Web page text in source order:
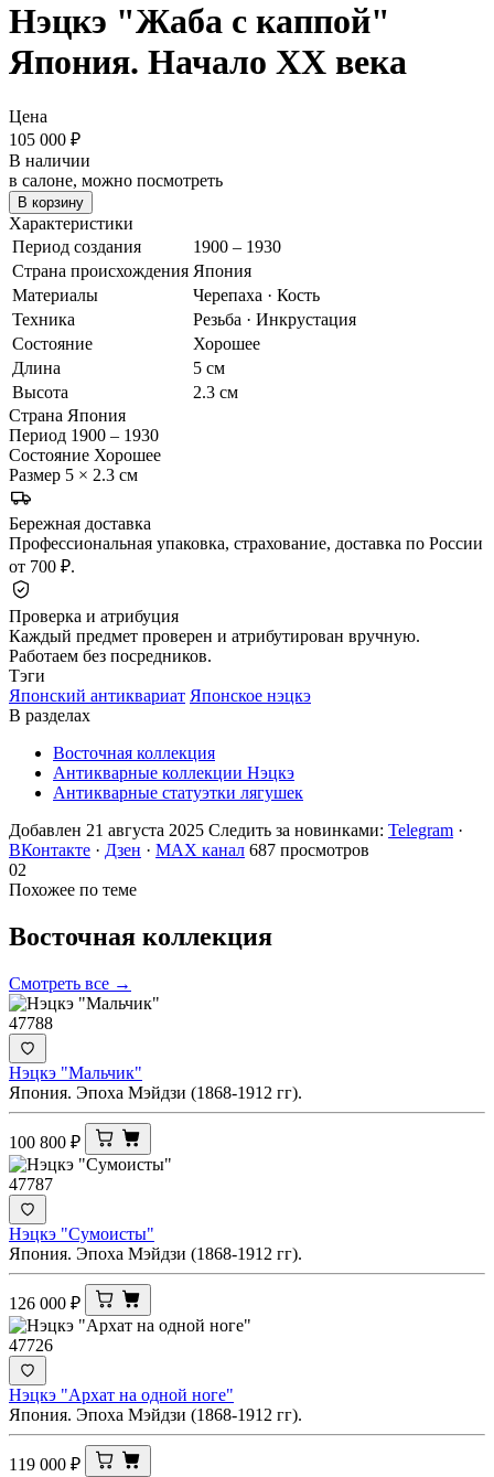
Нэцкэ "Жаба с каппой"
Япония. Начало XX века
Цена
105 000 ₽
В наличии
в салоне, можно посмотреть
В корзину
Характеристики
Период создания
1900 – 1930
Страна происхождения Япония
Материалы
Черепаха · Кость
Техника
Резьба · Инкрустация
Состояние
Хорошее
Длина
5 см
Высота
2.3 см
Страна Япония
Период 1900 – 1930
Состояние Хорошее
Размер 5 × 2.3 см
Бережная доставка
Профессиональная упаковка, страхование, доставка по России
от 700 ₽.
Проверка и атрибуция
Каждый предмет проверен и атрибутирован вручную.
Работаем без посредников.
Тэги
Японский антиквариат Японское нэцкэ
В разделах
Восточная коллекция
Антикварные коллекции Нэцкэ
Антикварные статуэтки лягушек
Добавлен 21 августа 2025 Следить за новинками: Telegram ·
ВКонтакте · Дзен · MAX канал 687 просмотров
02
Похожее по теме
Восточная коллекция
Смотреть все →
47788
Нэцкэ "Мальчик"
Япония. Эпоха Мэйдзи (1868-1912 гг).
100 800 ₽
47787
Нэцкэ "Сумоисты"
Япония. Эпоха Мэйдзи (1868-1912 гг).
126 000 ₽
47726
Нэцкэ "Архат на одной ноге"
Япония. Эпоха Мэйдзи (1868-1912 гг).
119 000 ₽